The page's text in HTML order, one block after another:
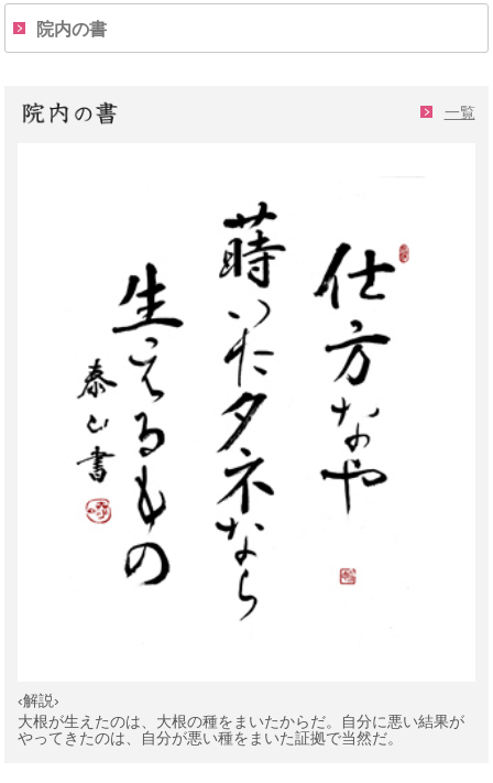
院内の書
一覧
‹解説›
大根が生えたのは、大根の種をまいたからだ。自分に悪い結果が
やってきたのは、自分が悪い種をまいた証拠で当然だ。